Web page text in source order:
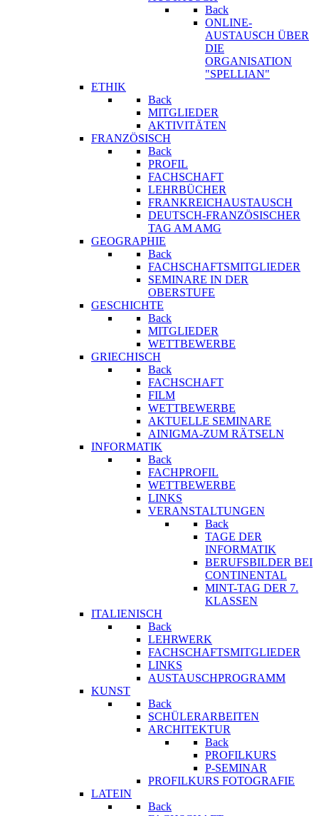
Back
ONLINE-
AUSTAUSCH ÜBER
DIE
ORGANISATION
"SPELLIAN"
ETHIK
Back
MITGLIEDER
AKTIVITÄTEN
FRANZÖSISCH
Back
PROFIL
FACHSCHAFT
LEHRBÜCHER
FRANKREICHAUSTAUSCH
DEUTSCH-FRANZÖSISCHER
TAG AM AMG
GEOGRAPHIE
Back
FACHSCHAFTSMITGLIEDER
SEMINARE IN DER
OBERSTUFE
GESCHICHTE
Back
MITGLIEDER
WETTBEWERBE
GRIECHISCH
Back
FACHSCHAFT
FILM
WETTBEWERBE
AKTUELLE SEMINARE
AINIGMA-ZUM RÄTSELN
INFORMATIK
Back
FACHPROFIL
WETTBEWERBE
LINKS
VERANSTALTUNGEN
Back
TAGE DER
INFORMATIK
BERUFSBILDER BEI
CONTINENTAL
MINT-TAG DER 7.
KLASSEN
ITALIENISCH
Back
LEHRWERK
FACHSCHAFTSMITGLIEDER
LINKS
AUSTAUSCHPROGRAMM
KUNST
Back
SCHÜLERARBEITEN
ARCHITEKTUR
Back
PROFILKURS
P-SEMINAR
PROFILKURS FOTOGRAFIE
LATEIN
Back